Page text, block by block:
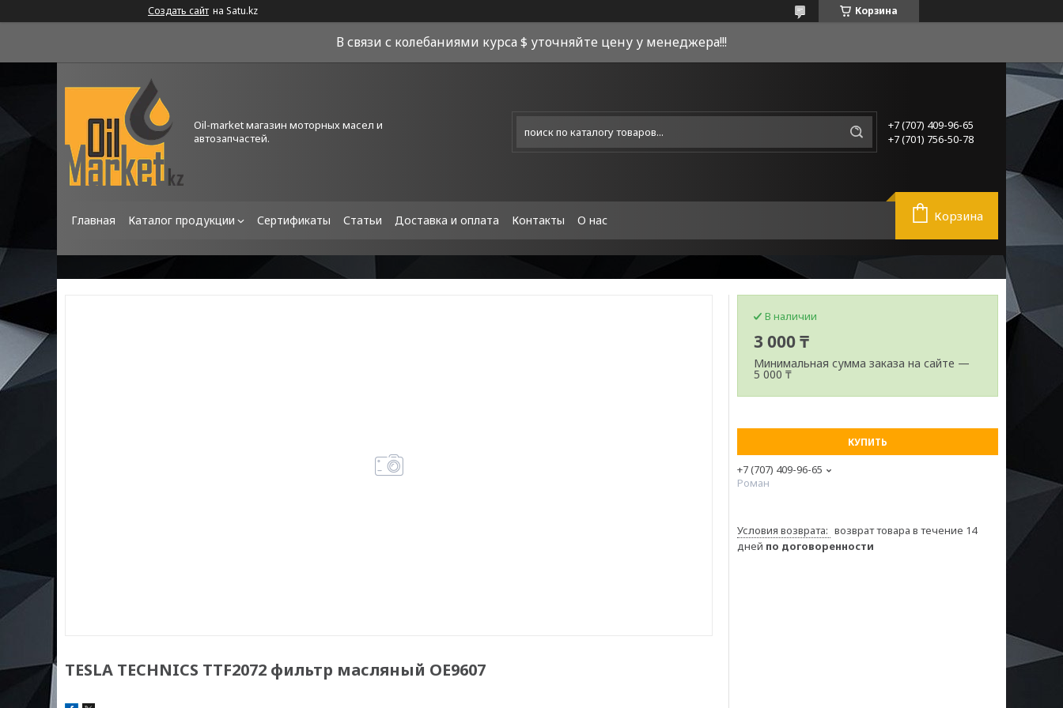
Создать сайт на Satu.kz Корзина
В связи с колебаниями курса $ уточняйте цену у менеджера!!!
Oil-market магазин моторных масел и
автозапчастей.
+7 (707) 409-96-65
+7 (701) 756-50-78
Главная Каталог продукции Сертификаты Статьи Доставка и оплата Контакты О нас Корзина
TESLA TECHNICS TTF2072 фильтр масляный OE9607
В наличии
3 000 ₸
Минимальная сумма заказа на сайте —
5 000 ₸
КУПИТЬ
+7 (707) 409-96-65
Роман
возврат товара в течение 14
дней по договоренности